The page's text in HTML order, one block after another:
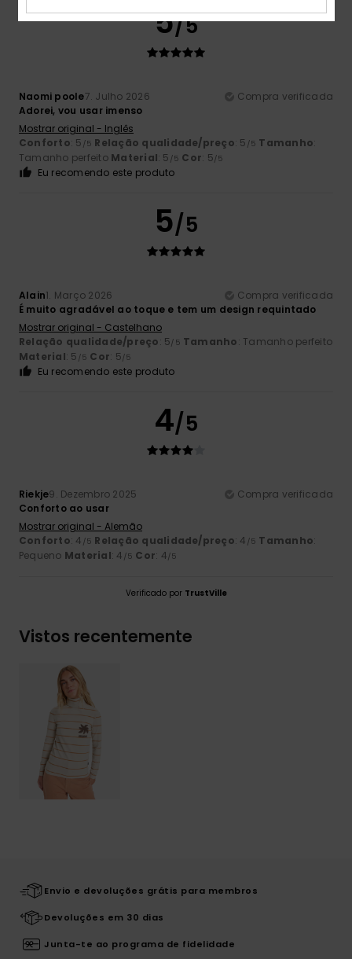
5/5
Naomi poole7. Julho 2026
Compra verificada
Adorei, vou usar imenso
Mostrar original - Inglês
Conforto: 5 /5 Relação qualidade/preço: 5 /5 Tamanho:
Tamanho perfeito Material: 5 /5 Cor: 5/5
Eu recomendo este produto
5/5
Alain1. Março 2026
Compra verificada
É muito agradável ao toque e tem um design requintado
Mostrar original - Castelhano
Relação qualidade/preço: 5/5 Tamanho: Tamanho perfeito
Material: 5 /5 Cor: 5/5
Eu recomendo este produto
4/5
Riekje9. Dezembro 2025
Compra verificada
Conforto ao usar
Mostrar original - Alemão
Conforto: 4 /5 Relação qualidade/preço: 4 /5 Tamanho:
Pequeno Material: 4 /5 Cor: 4/5
Verificado por TrustVille
Vistos recentemente
Envio e devoluções grátis para membros
Devoluções em 30 dias
Junta-te ao programa de fidelidade